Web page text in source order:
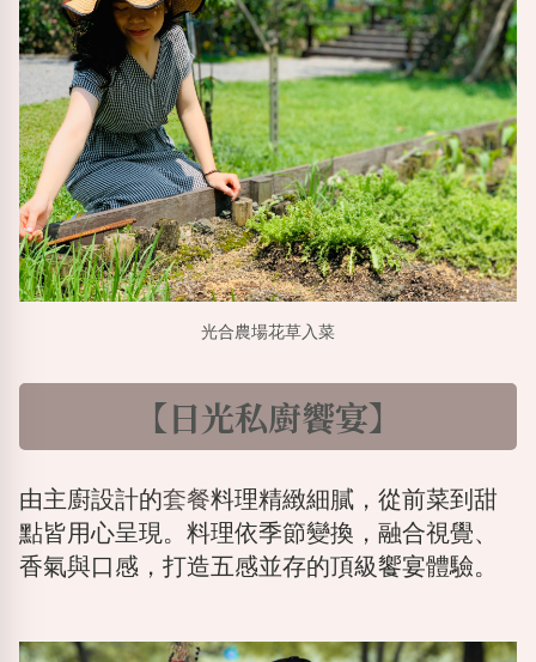
光合農場花草入菜
【日光私廚饗宴】
由主廚設計的套餐料理精緻細膩，從前菜到甜
點皆用心呈現。料理依季節變換，融合視覺、
香氣與口感，打造五感並存的頂級饗宴體驗。